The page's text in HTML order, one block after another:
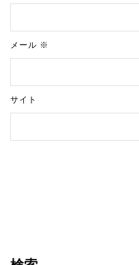
メール ※
サイト